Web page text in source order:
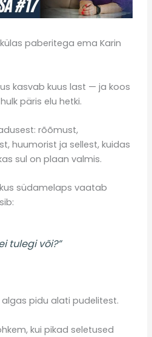
paberitega ema Karin
kasvab kuus last — ja koos
päris elu hetki.
rõõmust,
huumorist ja sellest, kuidas
sul on plaan valmis.
südamelaps vaatab
tulegi või?”
pidu alati pudelitest.
kui pikad seletused